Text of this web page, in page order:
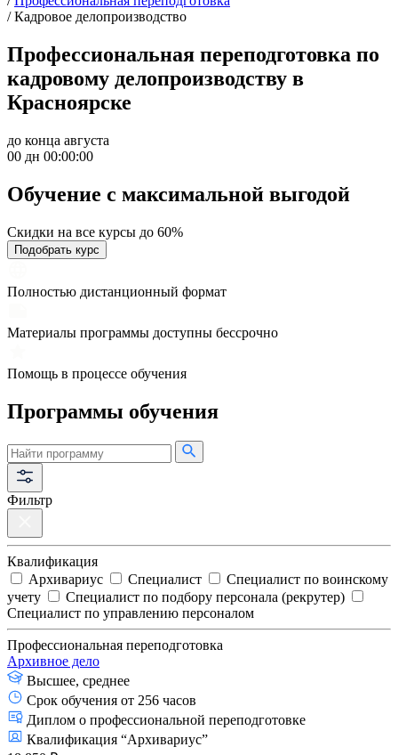
/ Кадровое делопроизводство
Профессиональная переподготовка по
кадровому делопроизводству в
Красноярске
до конца августа
00 дн 00:00:00
Обучение с максимальной выгодой
Скидки на все курсы до 60%
Подобрать курс
Полностью дистанционный формат
Материалы программы доступны бессрочно
Помощь в процессе обучения
Программы обучения
Фильтр
Квалификация
Архивариус
Специалист
Специалист по воинскому
учету
Специалист по подбору персонала (рекрутер)
Специалист по управлению персоналом
Профессиональная переподготовка
Архивное дело
Высшее, среднее
Срок обучения от 256 часов
Диплом о профессиональной переподготовке
Квалификация “Архивариус”